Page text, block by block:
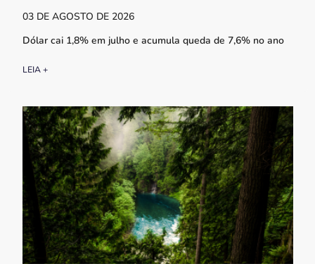
03 DE AGOSTO DE 2026
Dólar cai 1,8% em julho e acumula queda de 7,6% no ano
LEIA +